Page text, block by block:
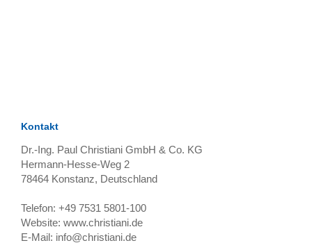
Kontakt
Dr.-Ing. Paul Christiani GmbH & Co. KG
Hermann-Hesse-Weg 2
78464 Konstanz, Deutschland
Telefon: +49 7531 5801-100
Website: www.christiani.de
E-Mail: info@christiani.de